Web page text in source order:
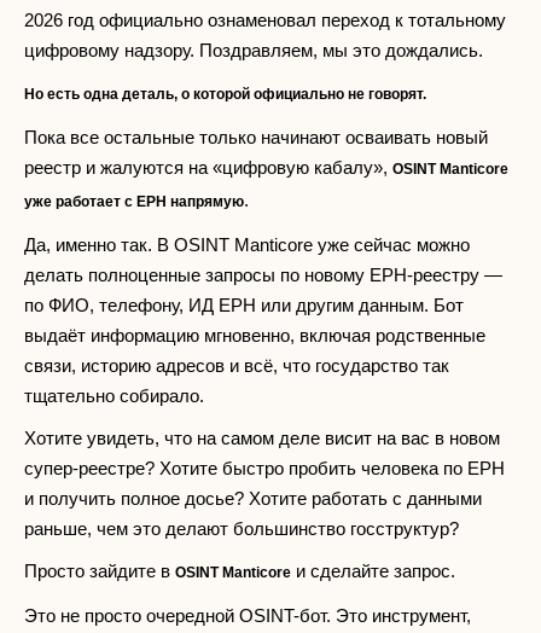
2026 год официально ознаменовал переход к тотальному
цифровому надзору. Поздравляем, мы это дождались.
Но есть одна деталь, о которой официально не говорят.
Пока все остальные только начинают осваивать новый
реестр и жалуются на «цифровую кабалу», OSINT Manticore
уже работает с ЕРН напрямую.
Да, именно так. В OSINT Manticore уже сейчас можно
делать полноценные запросы по новому ЕРН-реестру —
по ФИО, телефону, ИД ЕРН или другим данным. Бот
выдаёт информацию мгновенно, включая родственные
связи, историю адресов и всё, что государство так
тщательно собирало.
Хотите увидеть, что на самом деле висит на вас в новом
супер-реестре? Хотите быстро пробить человека по ЕРН
и получить полное досье? Хотите работать с данными
раньше, чем это делают большинство госструктур?
Просто зайдите в OSINT Manticore и сделайте запрос.
Это не просто очередной OSINT-бот. Это инструмент,